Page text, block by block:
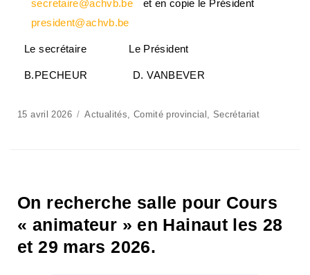
secretaire@achvb.be
et en copie le Président
president@achvb.be
Le secrétaire Le Président
B.PECHEUR D. VANBEVER
15 avril 2026 Actualités Comité provincial Secrétariat
On recherche salle pour Cours
« animateur » en Hainaut les 28
et 29 mars 2026.